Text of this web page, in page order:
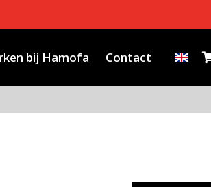
bij Hamofa Contact